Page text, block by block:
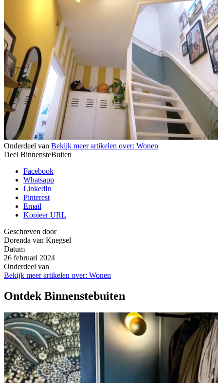
Onderdeel van Bekijk meer artikelen over: Wonen
Deel BinnensteBuiten
Facebook
Whatsapp
LinkedIn
Pinterest
Email
Kopieer URL
Geschreven door
Dorenda van Knegsel
Datum
26 februari 2024
Onderdeel van
Bekijk meer artikelen over: Wonen
Ontdek Binnenstebuiten